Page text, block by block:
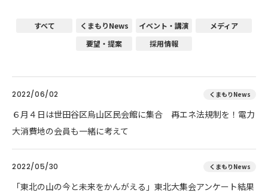
すべて くまもりNews イベント・講演
メディア
要望・提案
採用情報
2022/06/02 くまもりNews
６月４日は世田谷区烏山区民会館に集合 再エネ法規制を！電力
大消費地の会員も一緒に考えて
2022/05/30 くまもりNews
「東北の山の今と未来をかんがえる」東北大集会アンケート結果